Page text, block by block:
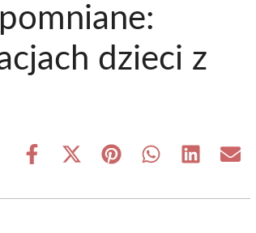
dzieci z
Share
Share
(Twitter)
Share Share Share Share